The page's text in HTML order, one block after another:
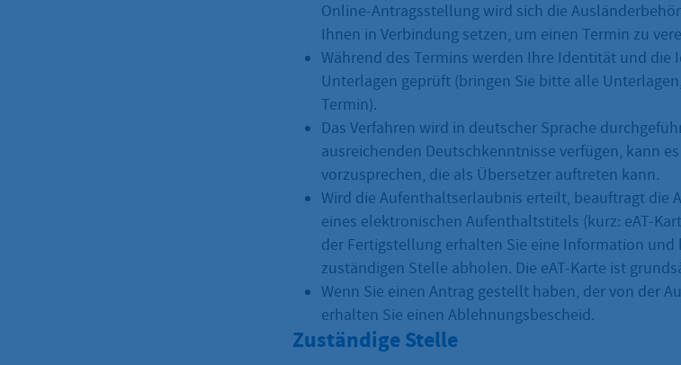
Online-Antragsstellung wird sich die
Ihnen in Verbindung setzen, um einen Termin zu
Während des Termins werden Ihre Identität und die
Unterlagen geprüft (bringen Sie bitte alle
Termin).
Das Verfahren wird in deutscher Sprache
ausreichenden Deutschkenntnisse verfügen, kann
vorzusprechen, die als Übersetzer auftreten kann.
Wird die Aufenthaltserlaubnis erteilt, beauftragt die
eines elektronischen Aufenthaltstitels (kurz: eAT-
der Fertigstellung erhalten Sie eine Information und
zuständigen Stelle abholen. Die eAT-Karte ist
Wenn Sie einen Antrag gestellt haben, der von der
erhalten Sie einen Ablehnungsbescheid.
Zuständige Stelle